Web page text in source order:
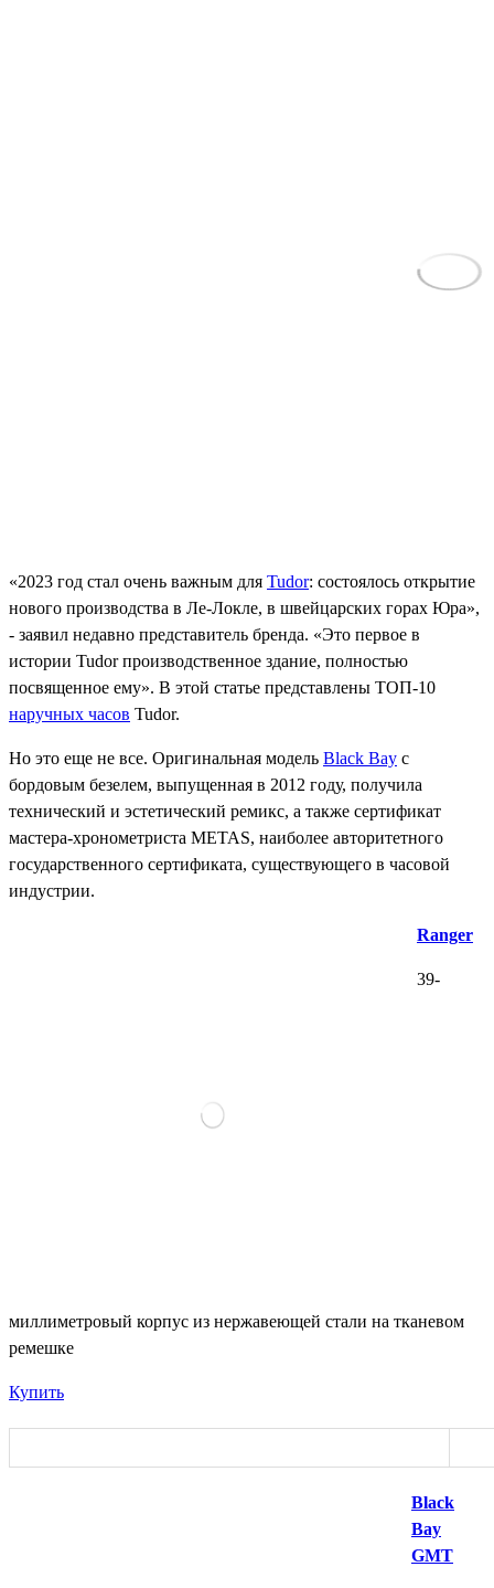
«2023 год стал очень важным для Tudor: состоялось открытие
нового производства в Ле-Локле, в швейцарских горах Юра»,
- заявил недавно представитель бренда. «Это первое в
истории Tudor производственное здание, полностью
посвященное ему». В этой статье представлены ТОП-10
наручных часов Tudor.
Но это еще не все. Оригинальная модель Black Bay с
бордовым безелем, выпущенная в 2012 году, получила
технический и эстетический ремикс, а также сертификат
мастера-хронометриста METAS, наиболее авторитетного
государственного сертификата, существующего в часовой
индустрии.
Ranger
39-
миллиметровый корпус из нержавеющей стали на тканевом
ремешке
Купить
Black
Bay
GMT